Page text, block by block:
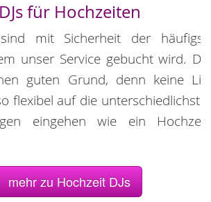
DJs für Hochzeiten
mit Sicherheit der
unser Service gebucht wird.
guten Grund, denn keine
flexibel auf die
eingehen wie ein
mehr zu Hochzeit DJs